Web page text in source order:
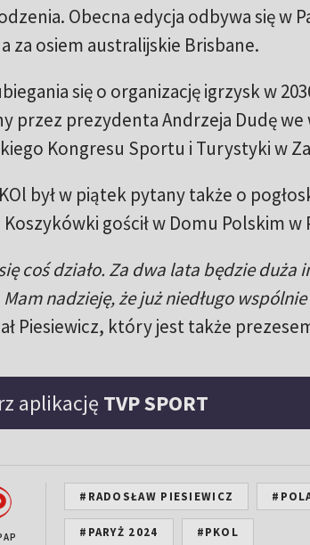
Obecna edycja odbywa się w
za osiem australijskie Brisbane.
się o organizację igrzysk w
przez prezydenta Andrzeja Dudę
Kongresu Sportu i Turystyki w
był w piątek pytany także o
Koszykówki gościł w Domu Polskim w
coś działo. Za dwa lata będzie
nadzieję, że już niedługo
Piesiewicz, który jest także
aplikację TVP SPORT
#RADOSŁAW PIESIEWICZ
#PARYŻ 2024 #PKOL